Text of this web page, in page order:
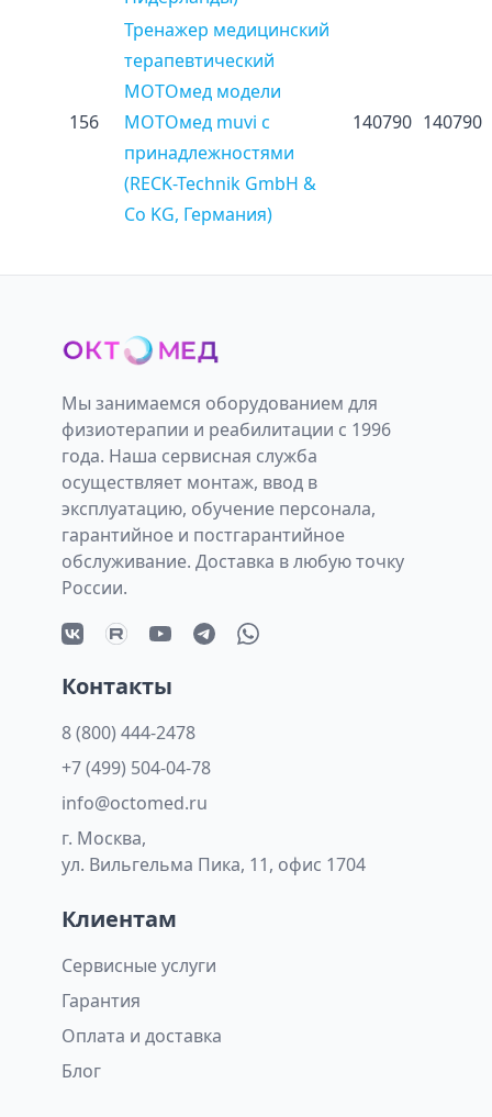
156
Тренажер медицинский
терапевтический
МОТОмед модели
МОТОмед muvi с
принадлежностями
(RECK-Technik GmbH &
Co KG, Германия)
140790 140790
Мы занимаемся оборудованием для
физиотерапии и реабилитации с 1996
года. Наша сервисная служба
осуществляет монтаж, ввод в
эксплуатацию, обучение персонала,
гарантийное и постгарантийное
обслуживание. Доставка в любую точку
России.
Контакты
8 (800) 444-2478
+7 (499) 504-04-78
info@octomed.ru
г. Москва,
ул. Вильгельма Пика, 11, офис 1704
Клиентам
Сервисные услуги
Гарантия
Оплата и доставка
Блог